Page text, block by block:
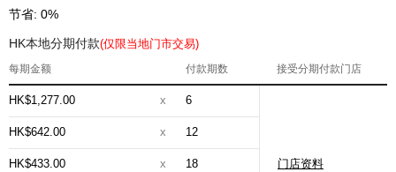
节省: 0%
HK本地分期付款(仅限当地门市交易)
每期金额 付款期数 接受分期付款门店
HK$1,277.00 x 6
门店资料
HK$642.00 x 12
HK$433.00 x 18